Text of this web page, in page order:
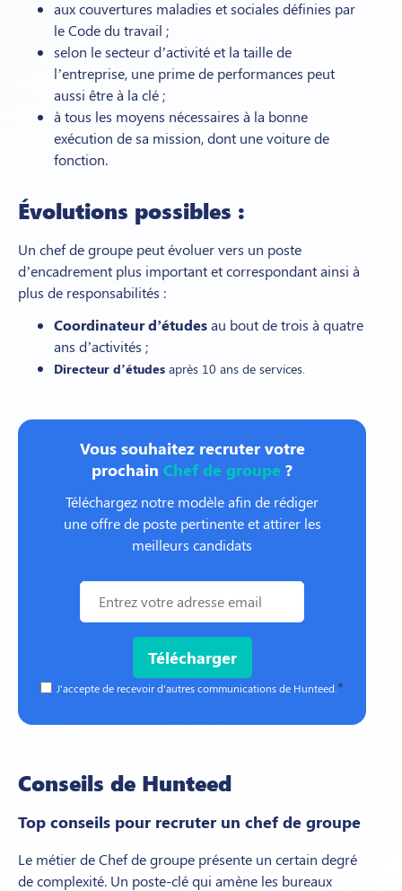
aux couvertures maladies et sociales définies par
le Code du travail ;
selon le secteur d’activité et la taille de
l’entreprise, une prime de performances peut
aussi être à la clé ;
à tous les moyens nécessaires à la bonne
exécution de sa mission, dont une voiture de
fonction.
Évolutions possibles :
Un chef de groupe peut évoluer vers un poste
d’encadrement plus important et correspondant ainsi à
plus de responsabilités :
Coordinateur d’étudesau bout de trois à quatre
ans d’activités ;
Directeur d’études après 10 ans de services.
Vous souhaitez recruter votre
prochain Chef de groupe ?
Téléchargez notre modèle afin de rédiger
une offre de poste pertinente et attirer les
meilleurs candidats
J'accepte de recevoir d'autres communications de Hunteed. *
Conseils de Hunteed
Top conseils pour recruter un chef de groupe
Le métier de Chef de groupe présente un certain degré
de complexité. Un poste-clé qui amène les bureaux